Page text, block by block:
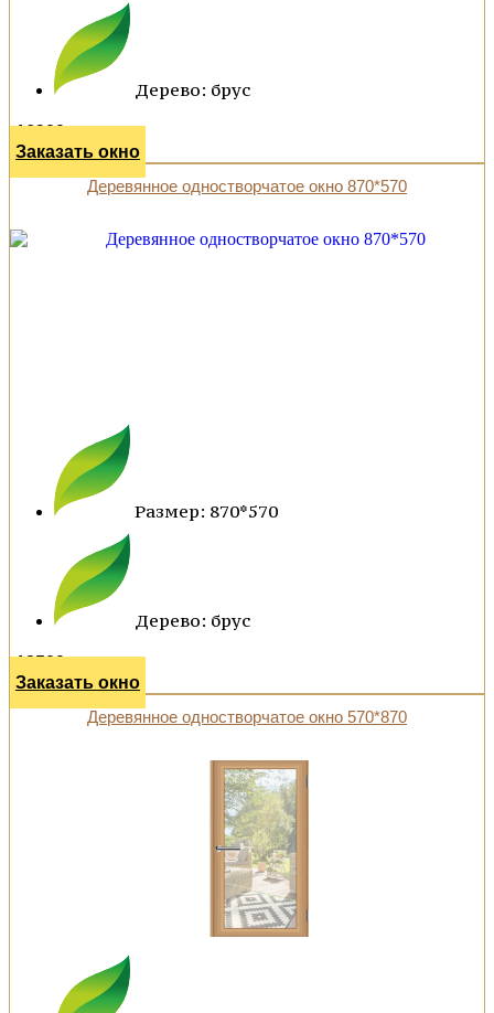
Дерево: брус
16900 р.
Заказать окно
Деревянное одностворчатое окно 870*570
Размер: 870*570
Дерево: брус
18500 р.
Заказать окно
Деревянное одностворчатое окно 570*870